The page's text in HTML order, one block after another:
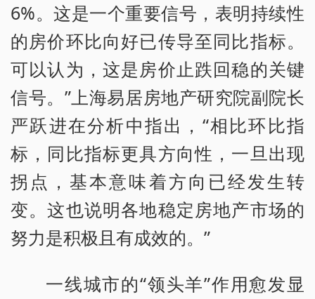
6%。这是一个重要信号，表明持续性
的房价环比向好已传导至同比指标。
可以认为，这是房价止跌回稳的关键
信号。”上海易居房地产研究院副院长
严跃进在分析中指出，“相比环比指
标，同比指标更具方向性，一旦出现
拐点，基本意味着方向已经发生转
变。这也说明各地稳定房地产市场的
努力是积极且有成效的。”
一线城市的“领头羊”作用愈发显